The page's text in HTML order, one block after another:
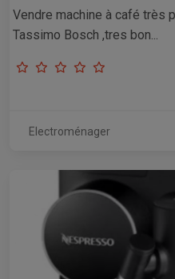
Vendre machine à café très
Tassimo Bosch ,tres bon...
Electroménager